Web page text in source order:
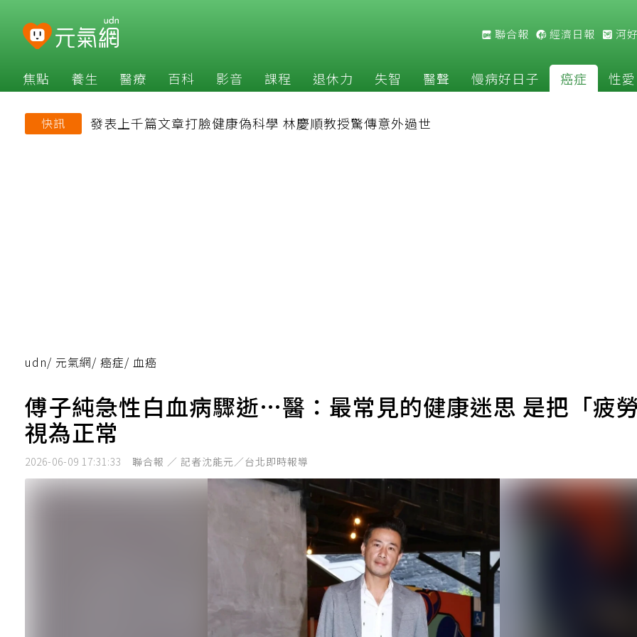
聯合報 經濟日報 河
焦點 養生 醫療 百科 影音 課程 退休力 失智 醫聲 慢病好日子 癌症 性愛
快訊 發表上千篇文章打臉健康偽科學 林慶順教授驚傳意外過世
udn/ 元氣網/ 癌症/ 血癌
傅子純急性白血病驟逝…醫：最常見的健康迷思 是把「疲
視為正常
2026-06-09 17:31:33 聯合報 ／ 記者沈能元／台北即時報導